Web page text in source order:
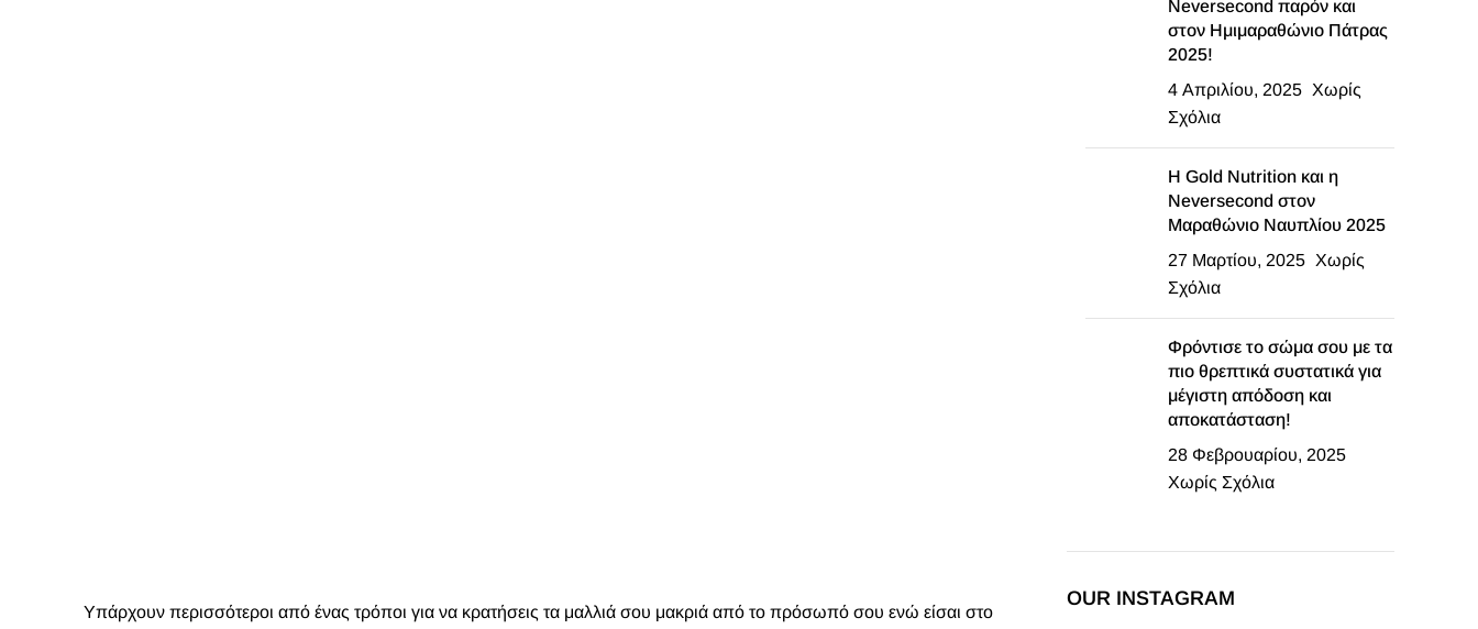
Υπάρχουν περισσότεροι από ένας τρόποι για να κρατήσεις τα μαλλιά σου μακριά από το πρόσωπό σου ενώ είσαι στο
Neversecond παρόν και
στον Ημιμαραθώνιο Πάτρας
2025!
4 Απριλίου, 2025 Χωρίς
Σχόλια
Η Gold Nutrition και η
Neversecond στον
Μαραθώνιο Ναυπλίου 2025
27 Μαρτίου, 2025 Χωρίς
Σχόλια
Φρόντισε το σώμα σου με τα
πιο θρεπτικά συστατικά για
μέγιστη απόδοση και
αποκατάσταση!
28 Φεβρουαρίου, 2025
Χωρίς Σχόλια
OUR INSTAGRAM